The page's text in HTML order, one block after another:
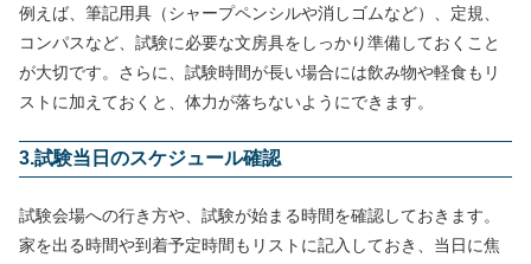
例えば、筆記用具（シャープペンシルや消しゴムなど）、定規、
コンパスなど、試験に必要な文房具をしっかり準備しておくこと
が大切です。さらに、試験時間が長い場合には飲み物や軽食もリ
ストに加えておくと、体力が落ちないようにできます。
3.試験当日のスケジュール確認
試験会場への行き方や、試験が始まる時間を確認しておきます。
家を出る時間や到着予定時間もリストに記入しておき、当日に焦